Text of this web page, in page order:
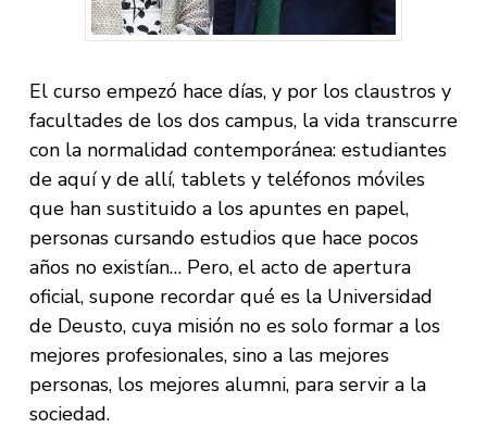
El curso empezó hace días, y por los claustros y
facultades de los dos campus, la vida transcurre
con la normalidad contemporánea: estudiantes
de aquí y de allí, tablets y teléfonos móviles
que han sustituido a los apuntes en papel,
personas cursando estudios que hace pocos
años no existían… Pero, el acto de apertura
oficial, supone recordar qué es la Universidad
de Deusto, cuya misión no es solo formar a los
mejores profesionales, sino a las mejores
personas, los mejores alumni, para servir a la
sociedad.